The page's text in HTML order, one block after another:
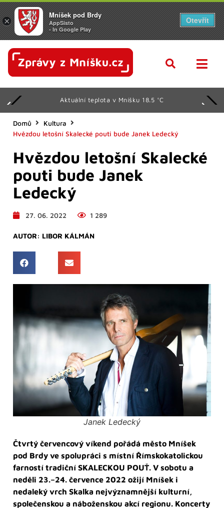
Aktuální teplota v Mníšku 18.5 °C
Domů
Kultura
Hvězdou letošní Skalecké pouti bude Janek Ledecký
Hvězdou letošní Skalecké
pouti bude Janek
Ledecký
27. 06. 2022 1 289
AUTOR: LIBOR KÁLMÁN
Janek Ledecký
Čtvrtý červencový víkend pořádá město Mníšek
pod Brdy ve spolupráci s místní Římskokatolickou
farností tradiční SKALECKOU POUŤ. V sobotu a
neděli 23.–24. července 2022 ožijí Mníšek i
nedaleký vrch Skalka nejvýznamnější kulturní,
společenskou a náboženskou akcí regionu. Koncerty
×
Mníšek pod Brdy
AppSisto
- In Google Play
Otevřít